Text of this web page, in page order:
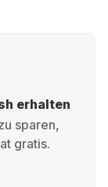
erhalten
sparen,
gratis.